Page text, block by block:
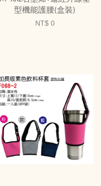
型機能護腰(盒裝)
NT$ 0